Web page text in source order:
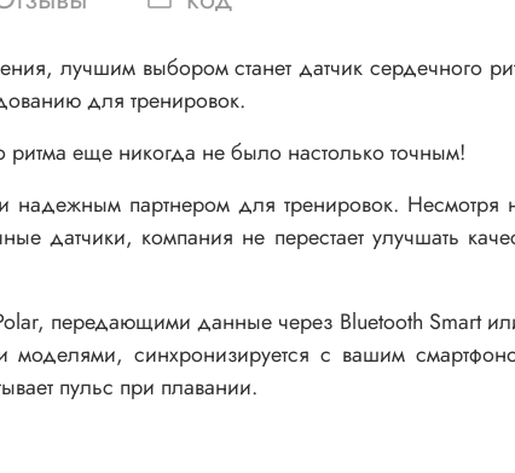
лучшим выбором станет датчик сердечного
для тренировок.
ритма еще никогда не было настолько точным!
надежным партнером для тренировок. Несмотря
датчики, компания не перестает улучшать
передающими данные через Bluetooth Smart
синхронизируется с вашим
пульс при плавании.